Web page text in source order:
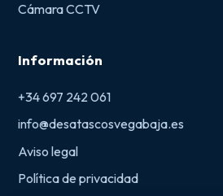
Cámara CCTV
Información
+34 697 242 061
info@desatascosvegabaja.es
Aviso legal
Política de privacidad